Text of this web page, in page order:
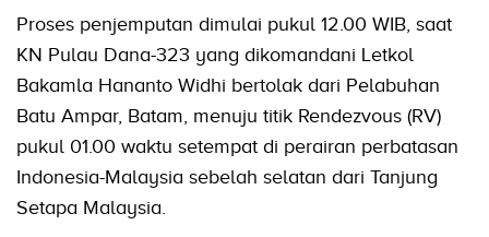
Proses penjemputan dimulai pukul 12.00 WIB, saat
KN Pulau Dana-323 yang dikomandani Letkol
Bakamla Hananto Widhi bertolak dari Pelabuhan
Batu Ampar, Batam, menuju titik Rendezvous (RV)
pukul 01.00 waktu setempat di perairan perbatasan
Indonesia-Malaysia sebelah selatan dari Tanjung
Setapa Malaysia.